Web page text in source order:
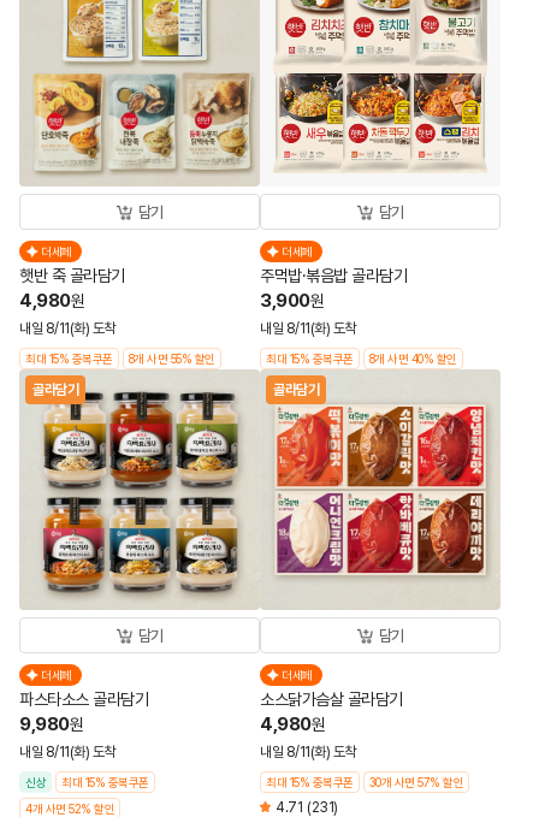
담기
더세페
햇반 죽 골라담기
4,980원
내일 8/11(화) 도착
최대 15% 중복쿠폰 8개 사면 55% 할인
담기
더세페
주먹밥·볶음밥 골라담기
3,900원
내일 8/11(화) 도착
최대 15% 중복쿠폰 8개 사면 40% 할인
골라담기
담기
더세페
파스타소스 골라담기
9,980원
내일 8/11(화) 도착
신상
최대 15% 중복쿠폰
4개 사면 52% 할인
골라담기
담기
더세페
소스닭가슴살 골라담기
4,980원
내일 8/11(화) 도착
최대 15% 중복쿠폰 30개 사면 57% 할인
4.71 (231)